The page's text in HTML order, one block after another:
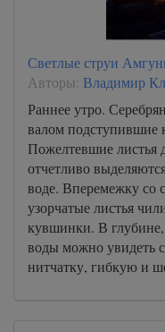
Светлые струи
Авторы: Владимир
Раннее утро.
валом подступившие
Пожелтевшие
отчетливо
воде. Вперемежку со
узорчатые листья
кувшинки. В
воды можно увидеть
нитчатку, гибкую и